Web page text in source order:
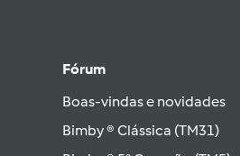
Fórum
Boas-vindas e novidades
Bimby ® Clássica (TM31)